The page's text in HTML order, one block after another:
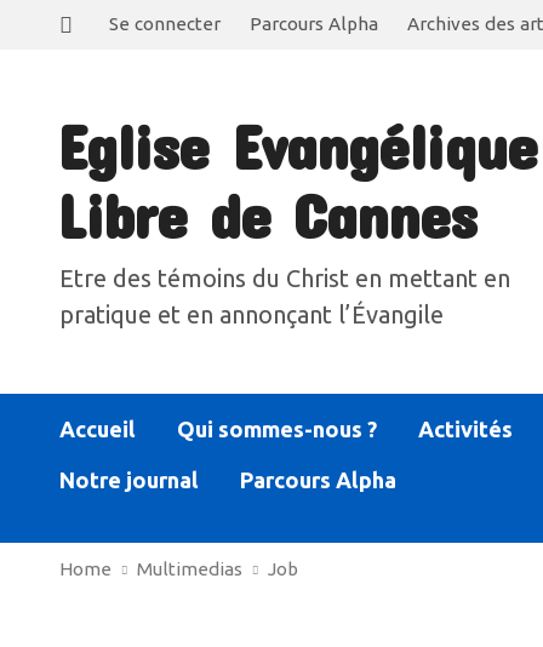
Se connecter Parcours Alpha Archives des
Eglise Evangélique
Libre de Cannes
Etre des témoins du Christ en mettant en
pratique et en annonçant l’Évangile
Accueil Qui sommes-nous ? Activités
Notre journal Parcours Alpha
Home Multimedias Job